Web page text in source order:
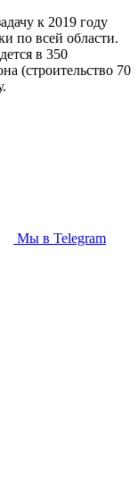
к 2019 году
по всей области.
в 350
(строительство 70
Мы в Telegram